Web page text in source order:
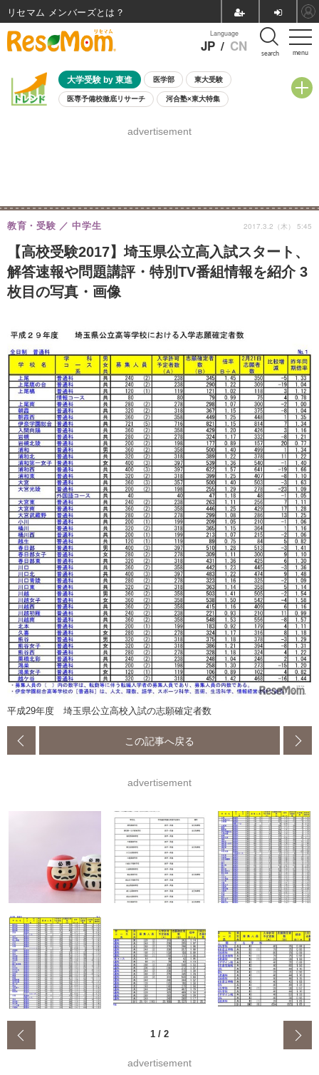
menu
Language
JP / CN search
大学受験 by 東進 医学部 東大受験
医専予備校徹底リサーチ 河合塾×東大特集
8月開催学校説明会・相談会
advertisement
【高校受験2017】埼玉県公立高入試スタート、
解答速報や問題講評・特別TV番組情報を紹介 3
枚目の写真・画像
教育・受験 中学生 2017.3.2（木） 5:45
平成29年度 埼玉県公立高校入試の志願確定者数
この記事へ戻る
advertisement
1 / 2
advertisement
リセマム メンバーズ